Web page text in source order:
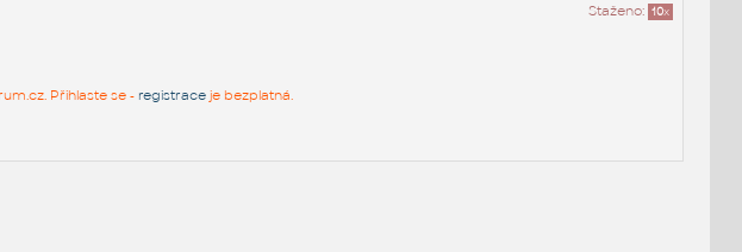
Staženo: 10x
Přihlaste se - registraceje bezplatná.